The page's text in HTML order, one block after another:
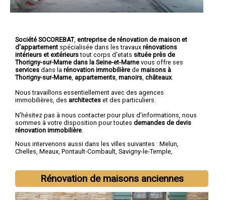
Société SOCOREBAT, entreprise de rénovation de maison et
d'appartement spécialisée dans les travaux rénovations
intérieurs et extérieurstout corps d'etats située près de
Thorigny-sur-Marne dans la Seine-et-Marne vous offre ses
services dans la rénovation immobilière de maisons à
Thorigny-sur-Marne appartements manoirs châteaux.
Nous travaillons essentiellement avec des agences
immobilières, des architectes et des particuliers.
N'hésitez pas à nous contacter pour plus d'informations, nous
sommes à votre disposition pour toutes demandes de devis
rénovation immobilière
Nous intervenons aussi dans les villes suivantes : Melun,
Chelles, Meaux, Pontault-Combault, Savigny-le-Temple,
Rénovation de maisons anciennes